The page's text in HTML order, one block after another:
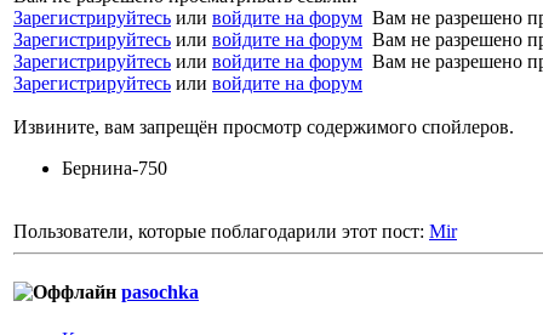
Зарегистрируйтесь или войдите на форум Вам не разрешено
Зарегистрируйтесь или войдите на форум Вам не разрешено
Зарегистрируйтесь или войдите на форум Вам не разрешено
Зарегистрируйтесь или войдите на форум
Извините, вам запрещён просмотр содержимого спойлеров.
Бернина-750
Пользователи, которые поблагодарили этот пост: Mir
pasochka